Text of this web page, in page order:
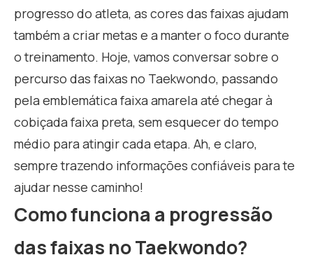
progresso do atleta, as cores das faixas ajudam
também a criar metas e a manter o foco durante
o treinamento. Hoje, vamos conversar sobre o
percurso das faixas no Taekwondo, passando
pela emblemática faixa amarela até chegar à
cobiçada faixa preta, sem esquecer do tempo
médio para atingir cada etapa. Ah, e claro,
sempre trazendo informações confiáveis para te
ajudar nesse caminho!
Como funciona a progressão
das faixas no Taekwondo?